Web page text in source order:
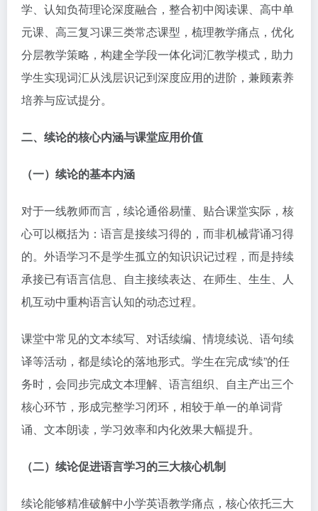
学、认知负荷理论深度融合，整合初中阅读课、高中单
元课、高三复习课三类常态课型，梳理教学痛点，优化
分层教学策略，构建全学段一体化词汇教学模式，助力
学生实现词汇从浅层识记到深度应用的进阶，兼顾素养
培养与应试提分。
二、续论的核心内涵与课堂应用价值
（一）续论的基本内涵
对于一线教师而言，续论通俗易懂、贴合课堂实际，核
心可以概括为：语言是接续习得的，而非机械背诵习得
的。外语学习不是学生孤立的知识识记过程，而是持续
承接已有语言信息、自主接续表达、在师生、生生、人
机互动中重构语言认知的动态过程。
课堂中常见的文本续写、对话续编、情境续说、语句续
译等活动，都是续论的落地形式。学生在完成“续”的任
务时，会同步完成文本理解、语言组织、自主产出三个
核心环节，形成完整学习闭环，相较于单一的单词背
诵、文本朗读，学习效率和内化效果大幅提升。
（二）续论促进语言学习的三大核心机制
续论能够精准破解中小学英语教学痛点，核心依托三大